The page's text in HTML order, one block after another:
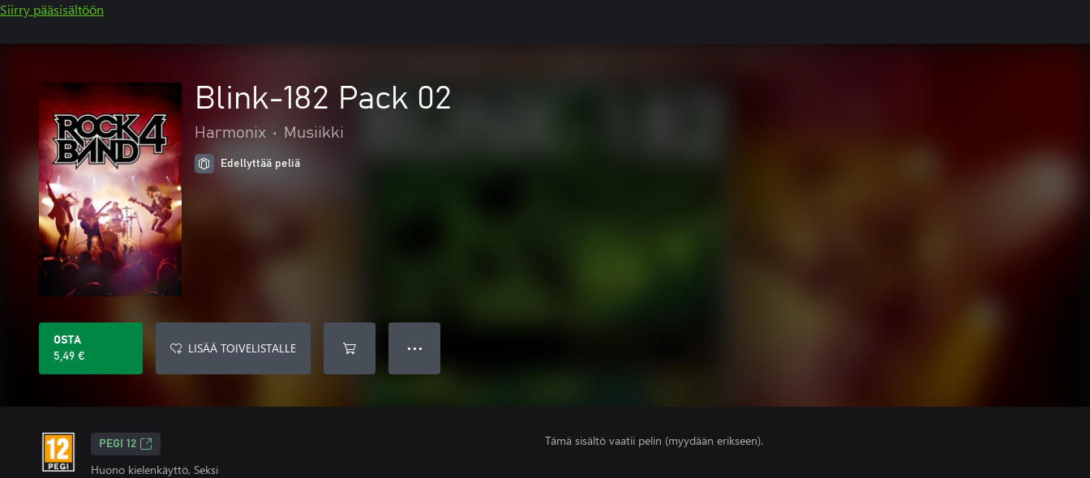
Siirry pääsisältöön
Blink-182 Pack 02
Harmonix • Musiikki
Edellyttää peliä
OSTA
5,49 €
LISÄÄ TOIVELISTALLE ● ● ●
PEGI 12
Huono kielenkäyttö, Seksi
Tämä sisältö vaatii pelin (myydään erikseen).